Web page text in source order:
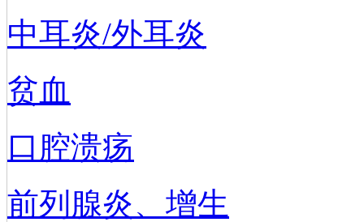
中耳炎/外耳炎
贫血
口腔溃疡
前列腺炎、增生